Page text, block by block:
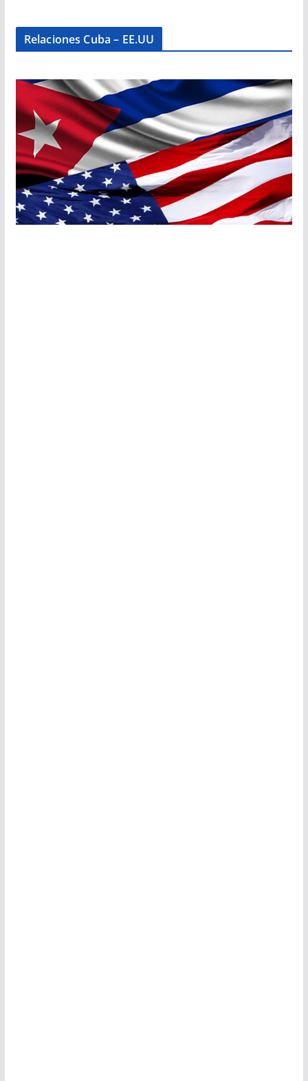
Relaciones Cuba – EE.UU